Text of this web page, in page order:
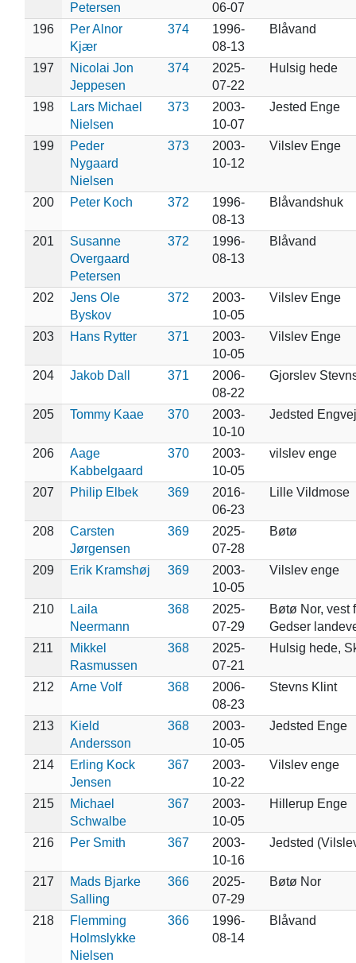
Petersen
06-07
196
Per Alnor
Kjær
374
1996-
08-13
Blåvand
197
Nicolai Jon
Jeppesen
374
2025-
07-22
Hulsig hede
198
Lars Michael
Nielsen
373
2003-
10-07
Jested Enge
199
Peder
Nygaard
Nielsen
373
2003-
10-12
Vilslev Enge
200 Peter Koch 372
1996-
08-13
Blåvandshuk
201
Susanne
Overgaard
Petersen
372
1996-
08-13
Blåvand
202
Jens Ole
Byskov
372
2003-
10-05
Vilslev Enge
203 Hans Rytter 371
2003-
10-05
Vilslev Enge
204 Jakob Dall 371
2006-
08-22
Gjorslev
205 Tommy Kaae 370
2003-
10-10
Jedsted
206
Aage
Kabbelgaard
370
2003-
10-05
vilslev enge
207 Philip Elbek 369
2016-
06-23
Lille Vildmose
208
Carsten
Jørgensen
369
2025-
07-28
Bøtø
209 Erik Kramshøj 369
2003-
10-05
Vilslev enge
210
Laila
Neermann
368
2025-
07-29
Bøtø Nor, vest
Gedser
211
Mikkel
Rasmussen
368
2025-
07-21
Hulsig hede,
212 Arne Volf 368
2006-
08-23
Stevns Klint
213
Kield
Andersson
368
2003-
10-05
Jedsted Enge
214
Erling Kock
Jensen
367
2003-
10-22
Vilslev enge
215
Michael
Schwalbe
367
2003-
10-05
Hillerup Enge
216 Per Smith 367
2003-
10-16
Jedsted
217
Mads Bjarke
Salling
366
2025-
07-29
Bøtø Nor
218
Flemming
Holmslykke
Nielsen
366
1996-
08-14
Blåvand